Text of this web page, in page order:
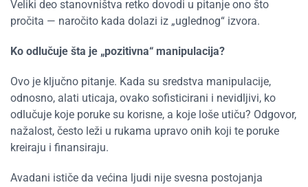
Veliki deo stanovništva retko dovodi u pitanje ono što
pročita — naročito kada dolazi iz „uglednog“ izvora.
Ko odlučuje šta je „pozitivna“ manipulacija?
Ovo je ključno pitanje. Kada su sredstva manipulacije,
odnosno, alati uticaja, ovako sofisticirani i nevidljivi, ko
odlučuje koje poruke su korisne, a koje loše utiču? Odgovor,
nažalost, često leži u rukama upravo onih koji te poruke
kreiraju i finansiraju.
Avadani ističe da većina ljudi nije svesna postojanja